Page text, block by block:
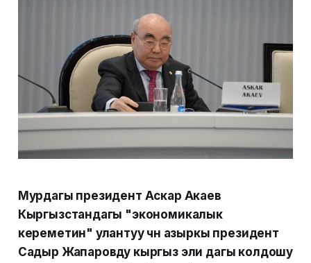
Мурдагы президент Аскар Акаев
Кыргызстандагы "экономикалык
кереметин" улантуу үчүн азыркы президент
Садыр Жапаровду кыргыз эли дагы колдошу